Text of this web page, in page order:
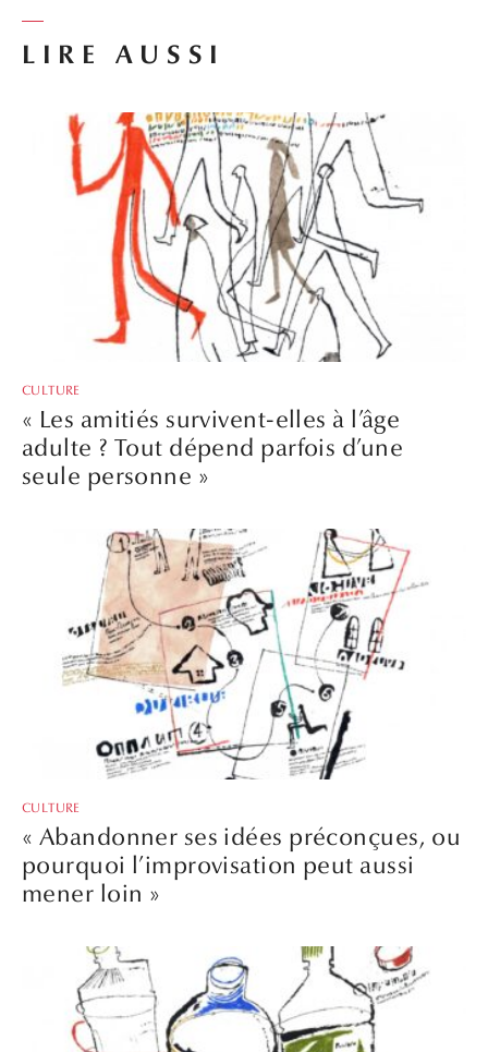
LIRE AUSSI
CULTURE
« Les amitiés survivent-elles à l’âge
adulte ? Tout dépend parfois d’une
seule personne »
CULTURE
« Abandonner ses idées préconçues, ou
pourquoi l’improvisation peut aussi
mener loin »